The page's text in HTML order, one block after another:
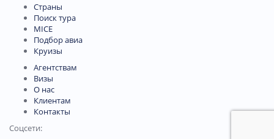
Страны
Поиск тура
MICE
Подбор авиа
Круизы
Агентствам
Визы
О нас
Клиентам
Контакты
Соцсети: